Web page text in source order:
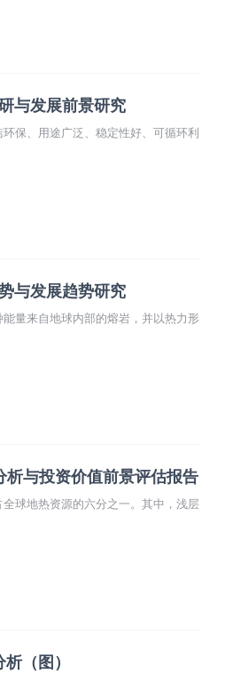
与发展前景研究
保、用途广泛、稳定性好、可循环利
与发展趋势研究
量来自地球内部的熔岩，并以热力形
与投资价值前景评估报告
球地热资源的六分之一。其中，浅层
（图）